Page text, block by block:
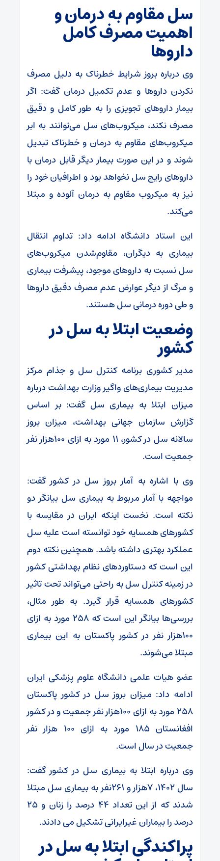
سل مقاوم به درمان و
اهمیت مصرف کامل
داروها
وی درباره بروز شرایط خطرناک به دلیل مصرف
نکردن داروها و عدم تکمیل درمان گفت: اگر
بیمار داروهای تجویزی را به طور کامل و دقیق
مصرف نکند، میکروب‌های سل می‌توانند به ابر
میکروب‌های مقاوم به درمان و خطرناک تبدیل
شوند و در این صورت بیمار دیگر قابل درمان با
داروهای رایج سل نخواهد بود و اطرافیان خود را
نیز به میکروب مقاوم به درمان آلوده و مبتلا
می‌کند.
این استاد دانشگاه ادامه داد: تداوم انتقال
بیماری به دیگران، مقاوم‌شدن میکروب‌های
سل نسبت به داروهای موجود، پیشرفت بیماری
و مرگ از دیگر عوارض عدم مصرف دقیق داروها
و طی دوره درمانی سل هستند.
وضعیت ابتلا به سل در
کشور
مدیر کشوری برنامه کنترل سل و جذام مرکز
مدیریت بیماری‌های واگیر وزارت بهداشت درباره
میزان ابتلا به بیماری سل گفت: بر اساس
گزارش سازمان جهانی بهداشت، میزان بروز
سالانه سل در کشور، ۱۱ مورد به ازای ۱۰۰هزار نفر
جمعیت است.
وی با اشاره به آمار بروز سل در کشور گفت:
مواجهه با آمار مربوط به بیماری سل بیانگر دو
نکته است. نخست اینکه ایران در مقایسه با
کشورهای همسایه خود توانسته است علیه سل
عملکرد بهتری داشته باشد. همچنین نکته دوم
این است که دستاوردهای نظام بهداشتی کشور
در زمینه کنترل سل به راحتی می‌تواند تحت تاثیر
کشورهای همسایه قرار گیرد. به طور مثال،
بررسی‌ها بیانگر این است که ۲۵۸ مورد به ازای
۱۰۰هزار نفر در کشور پاکستان به این بیماری
مبتلا می‌شوند.
عضو هیات‌ علمی دانشگاه علوم‌ پزشکی ایران
ادامه داد: میزان بروز سل در کشور پاکستان
۲۵۸ مورد به ازای ۱۰۰هزار نفر جمعیت و در کشور
افغانستان ۱۸۵ مورد به ازای ۱۰۰ هزار نفر
جمعیت در سال است.
وی درباره ابتلا به بیماری سل در کشور گفت:
سال ۱۴۰۲، ۷هزار و ۲۶۱نفر به بیماری سل مبتلا
شدند که از این تعداد ۴۴ درصد را زنان و ۲۵
درصد را بیماران غیرایرانی تشکیل می دادند.
پراکندگی ابتلا به سل در